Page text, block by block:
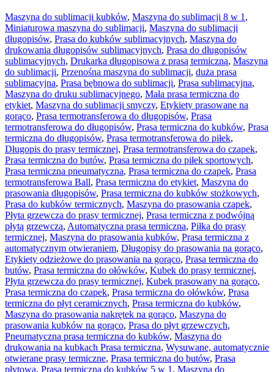
Maszyna do sublimacji kubków, Maszyna do sublimacji 8 w 1 ,
Miniaturowa maszyna do sublimacji, Maszyna do sublimacji
długopisów, Prasa do kubków sublimacyjnych, Maszyna do
drukowania długopisów sublimacyjnych, Prasa do długopisów
sublimacyjnych, Drukarka długopisowa z prasą termiczną, Maszyna
do sublimacji, Przenośna maszyna do sublimacji, duża prasa
sublimacyjna, Prasa bębnowa do sublimacji, Prasa sublimacyjna,
Maszyna do druku sublimacyjnego, Mała prasa termiczna do
etykiet, Maszyna do sublimacji smyczy, Etykiety prasowane na
gorąco, Prasa termotransferowa do długopisów, Prasa
termotransferowa do długopisów, Prasa termiczna do kubków, Prasa
termiczna do długopisów, Prasa termotransferowa do piłek,
Długopis do prasy termicznej, Prasa termotransferowa do czapek,
Prasa termiczna do butów, Prasa termiczna do piłek sportowych,
Prasa termiczna pneumatyczna, Prasa termiczna do czapek, Prasa
termotransferowa Ball, Prasa termiczna do etykiet, Maszyna do
prasowania długopisów, Prasa termiczna do kubków stożkowych,
Prasa do kubków termicznych, Maszyna do prasowania czapek,
Płyta grzewcza do prasy termicznej, Prasa termiczna z podwójną
płytą grzewczą, Automatyczna prasa termiczna, Piłka do prasy
termicznej, Maszyna do prasowania kubków, Prasa termiczna z
automatycznym otwieraniem, Długopisy do prasowania na gorąco,
Etykiety odzieżowe do prasowania na gorąco, Prasa termiczna do
butów, Prasa termiczna do ołówków, Kubek do prasy termicznej,
Płyta grzewcza do prasy termicznej, Kubek prasowany na gorąco,
Prasa termiczna do czapek, Prasa termiczna do ołówków, Prasa
termiczna do płyt ceramicznych, Prasa termiczna do kubków,
Maszyna do prasowania nakrętek na gorąco, Maszyna do
prasowania kubków na gorąco, Prasa do płyt grzewczych,
Pneumatyczna prasa termiczna do kubków, Maszyna do
drukowania na kubkach Prasa termiczna, Wysuwane, automatycznie
otwierane prasy termiczne, Prasa termiczna do butów, Prasa
płytowa, Prasa termiczna do kubków 5 w 1 , Maszyna do